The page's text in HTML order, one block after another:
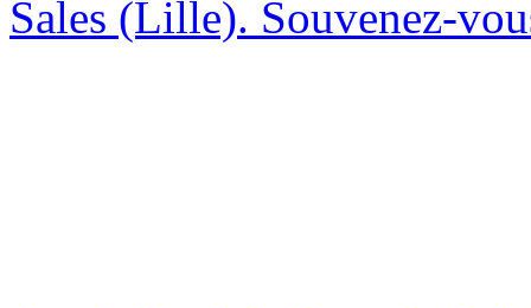
Sales (Lille). Souvenez-